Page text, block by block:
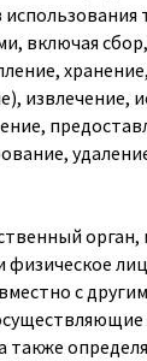
включая
извлечение,
физическое
с
также